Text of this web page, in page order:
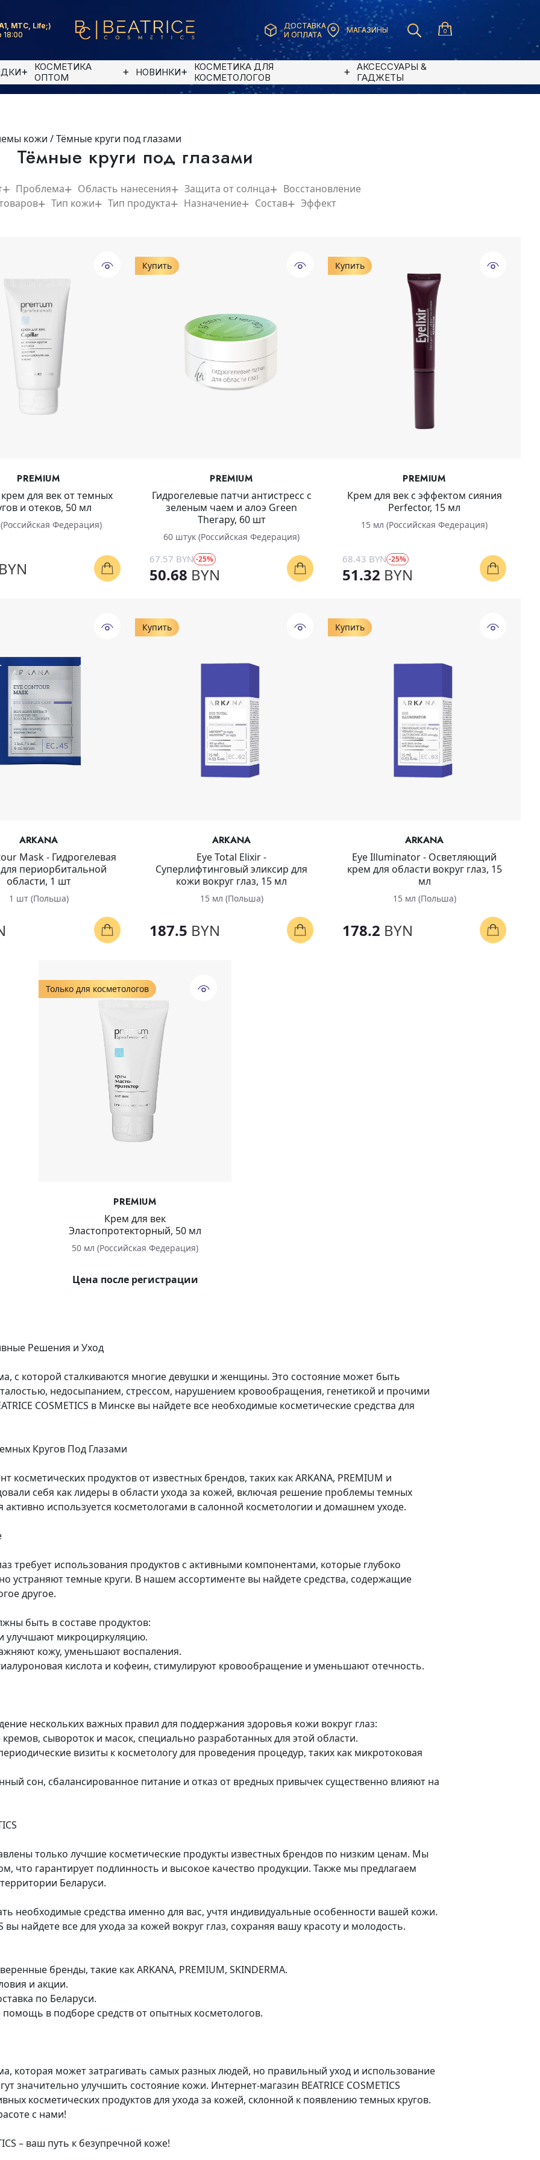
MTC, Life;)
18:00
ДОСТАВКА
И ОПЛАТА
МАГАЗИНЫ 0
КОСМЕТИКА
ОПТОМ
НОВИНКИ
КОСМЕТИКА ДЛЯ
КОСМЕТОЛОГОВ
АКСЕССУАРЫ &
ГАДЖЕТЫ
кожи /Тёмные круги под глазами
Тёмные круги под глазами
Проблема Область нанесения Защита от солнца
Восстановление
Тип кожи Тип продукта Назначение Состав Эффект
PREMIUM
для век от темных
и отеков, 50 мл
Федерация)
BYN
Купить
PREMIUM
Гидрогелевые патчи антистресс с
зеленым чаем и алоэ Green
Therapy, 60 шт
60 штук (Российская Федерация)
67.57 BYN -25%
50.68 BYN
Купить
PREMIUM
Крем для век с эффектом сияния
Perfector, 15 мл
15 мл (Российская Федерация)
68.43 BYN -25%
51.32 BYN
ARKANA
Mask - Гидрогелевая
периорбитальной
области, 1 шт
1 шт (Польша)
Купить
ARKANA
Eye Total Elixir -
Суперлифтинговый эликсир для
кожи вокруг глаз, 15 мл
15 мл (Польша)
187.5 BYN
Купить
ARKANA
Eye Illuminator - Осветляющий
крем для области вокруг глаз, 15
мл
15 мл (Польша)
178.2 BYN
Только для косметологов
PREMIUM
Крем для век
Эластопротекторный, 50 мл
50 мл (Российская Федерация)
Цена после регистрации
Решения и Уход
с которой сталкиваются многие девушки и женщины. Это состояние может быть
недосыпанием, стрессом, нарушением кровообращения, генетикой и прочими
COSMETICS в Минске вы найдете все необходимые косметические средства для
Кругов Под Глазами
продуктов от известных брендов, таких как ARKANA, PREMIUM и
себя как лидеры в области ухода за кожей, включая решение проблемы темных
используется косметологами в салонной косметологии и домашнем уходе.
требует использования продуктов с активными компонентами, которые глубоко
устраняют темные круги. В нашем ассортименте вы найдете средства, содержащие
другое.
быть в составе продуктов:
улучшают микроциркуляцию.
кожу, уменьшают воспаления.
кислота и кофеин, стимулируют кровообращение и уменьшают отечность.
нескольких важных правил для поддержания здоровья кожи вокруг глаз:
сывороток и масок, специально разработанных для этой области.
визиты к косметологу для проведения процедур, таких как микротоковая
сон, сбалансированное питание и отказ от вредных привычек существенно влияют на
только лучшие косметические продукты известных брендов по низким ценам. Мы
что гарантирует подлинность и высокое качество продукции. Также мы предлагаем
Беларуси.
необходимые средства именно для вас, учтя индивидуальные особенности вашей кожи.
вы найдете все для ухода за кожей вокруг глаз, сохраняя вашу красоту и молодость.
бренды, такие как ARKANA, PREMIUM, SKINDERMA.
и акции.
по Беларуси.
в подборе средств от опытных косметологов.
которая может затрагивать самых разных людей, но правильный уход и использование
значительно улучшить состояние кожи. Интернет-магазин BEATRICE COSMETICS
косметических продуктов для ухода за кожей, склонной к появлению темных кругов.
с нами!
– ваш путь к безупречной коже!